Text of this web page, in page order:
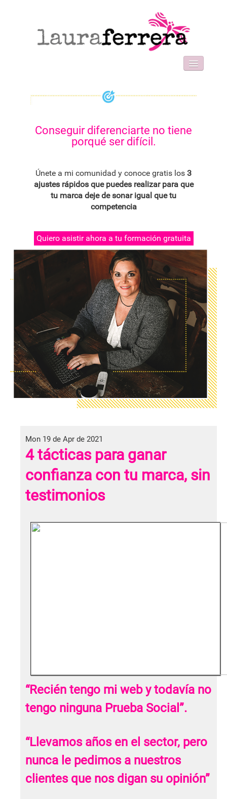
SOBRE MI
BLOG
Conseguir diferenciarte no tiene
porqué ser difícil.
Únete a mi comunidad y conoce gratis los 3
ajustes rápidos que puedes realizar para que
tu marca deje de sonar igual que tu
competencia
Quiero asistir ahora a tu formación gratuita
Mon 19 de Apr de 2021
4 tácticas para ganar
confianza con tu marca, sin
testimonios
“Recién tengo mi web y todavía no
tengo ninguna Prueba Social”.
“Llevamos años en el sector, pero
nunca le pedimos a nuestros
clientes que nos digan su opinión”